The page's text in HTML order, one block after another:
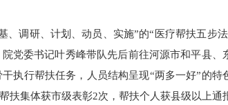
、调研、计划、动员、实施”的“医疗帮扶五步
党委书记叶秀峰带队先后前往河源市和平县、
执行帮扶任务，人员结构呈现“两多一好”的特
集体获市级表彰2次，帮扶个人获县级以上通